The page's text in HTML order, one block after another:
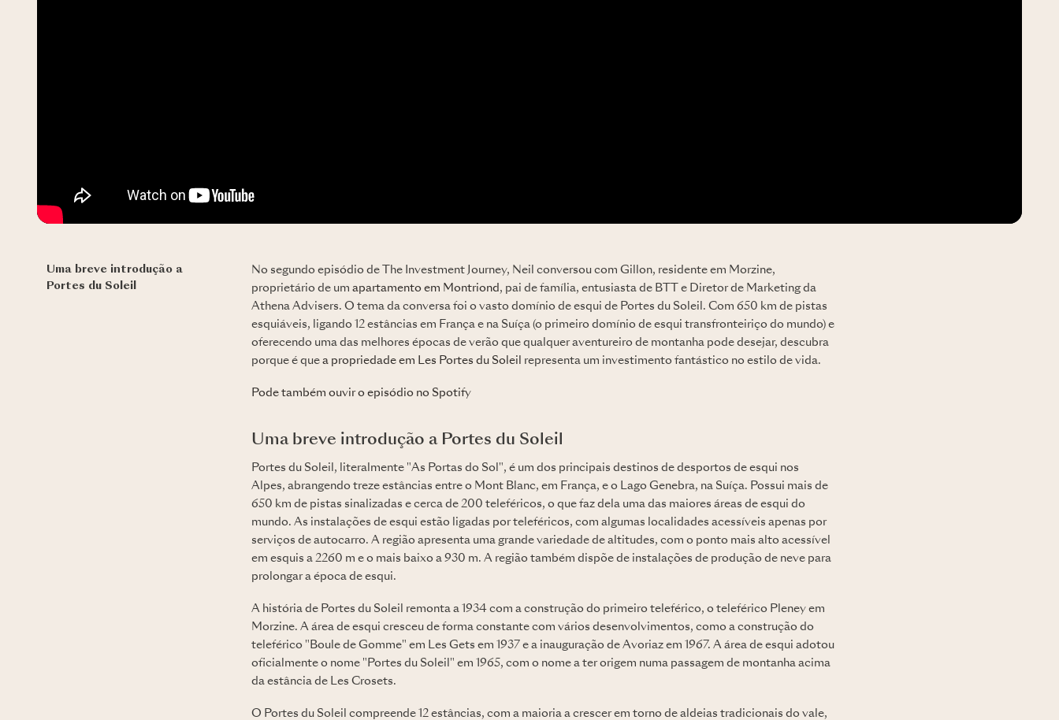
Uma breve introdução a
Portes du Soleil
No segundo episódio de The Investment Journey, Neil conversou com Gillon, residente em Morzine,
proprietário de um apartamento em Montriond , pai de família, entusiasta de BTT e Diretor de Marketing da
Athena Advisers. O tema da conversa foi o vasto domínio de esqui de Portes du Soleil. Com 650 km de pistas
esquiáveis, ligando 12 estâncias em França e na Suíça (o primeiro domínio de esqui transfronteiriço do mundo) e
oferecendo uma das melhores épocas de verão que qualquer aventureiro de montanha pode desejar, descubra
porque é que a propriedade em Les Portes du Soleil representa um investimento fantástico no estilo de vida.
Pode também ouvir o episódio no Spotify
Uma breve introdução a Portes du Soleil
Portes du Soleil, literalmente "As Portas do Sol", é um dos principais destinos de desportos de esqui nos
Alpes, abrangendo treze estâncias entre o Mont Blanc, em França, e o Lago Genebra, na Suíça. Possui mais de
650 km de pistas sinalizadas e cerca de 200 teleféricos, o que faz dela uma das maiores áreas de esqui do
mundo. As instalações de esqui estão ligadas por teleféricos, com algumas localidades acessíveis apenas por
serviços de autocarro. A região apresenta uma grande variedade de altitudes, com o ponto mais alto acessível
em esquis a 2260 m e o mais baixo a 930 m. A região também dispõe de instalações de produção de neve para
prolongar a época de esqui.
A história de Portes du Soleil remonta a 1934 com a construção do primeiro teleférico, o teleférico Pleney em
Morzine. A área de esqui cresceu de forma constante com vários desenvolvimentos, como a construção do
teleférico "Boule de Gomme" em Les Gets em 1937 e a inauguração de Avoriaz em 1967. A área de esqui adotou
oficialmente o nome "Portes du Soleil" em 1965, com o nome a ter origem numa passagem de montanha acima
da estância de Les Crosets.
O Portes du Soleil compreende 12 estâncias, com a maioria a crescer em torno de aldeias tradicionais do vale,